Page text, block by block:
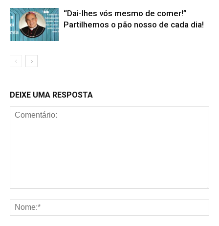
“Dai-lhes vós mesmo de comer!”
Partilhemos o pão nosso de cada dia!
DEIXE UMA RESPOSTA